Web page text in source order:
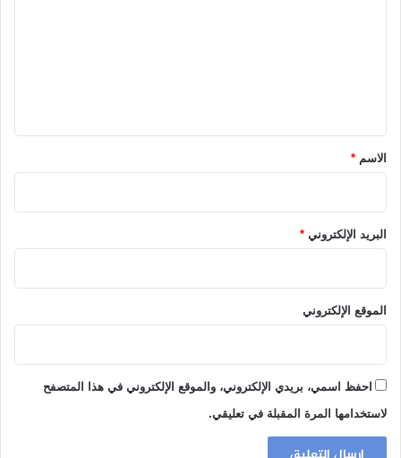
*الاسم *
البريد الإلكتروني *
الموقع الإلكتروني
احفظ اسمي، بريدي الإلكتروني، والموقع الإلكتروني في هذا المتصفح
لاستخدامها المرة المقبلة في تعليقي.